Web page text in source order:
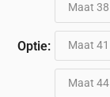
Optie:
Maat 38
Maat 41
Maat 44